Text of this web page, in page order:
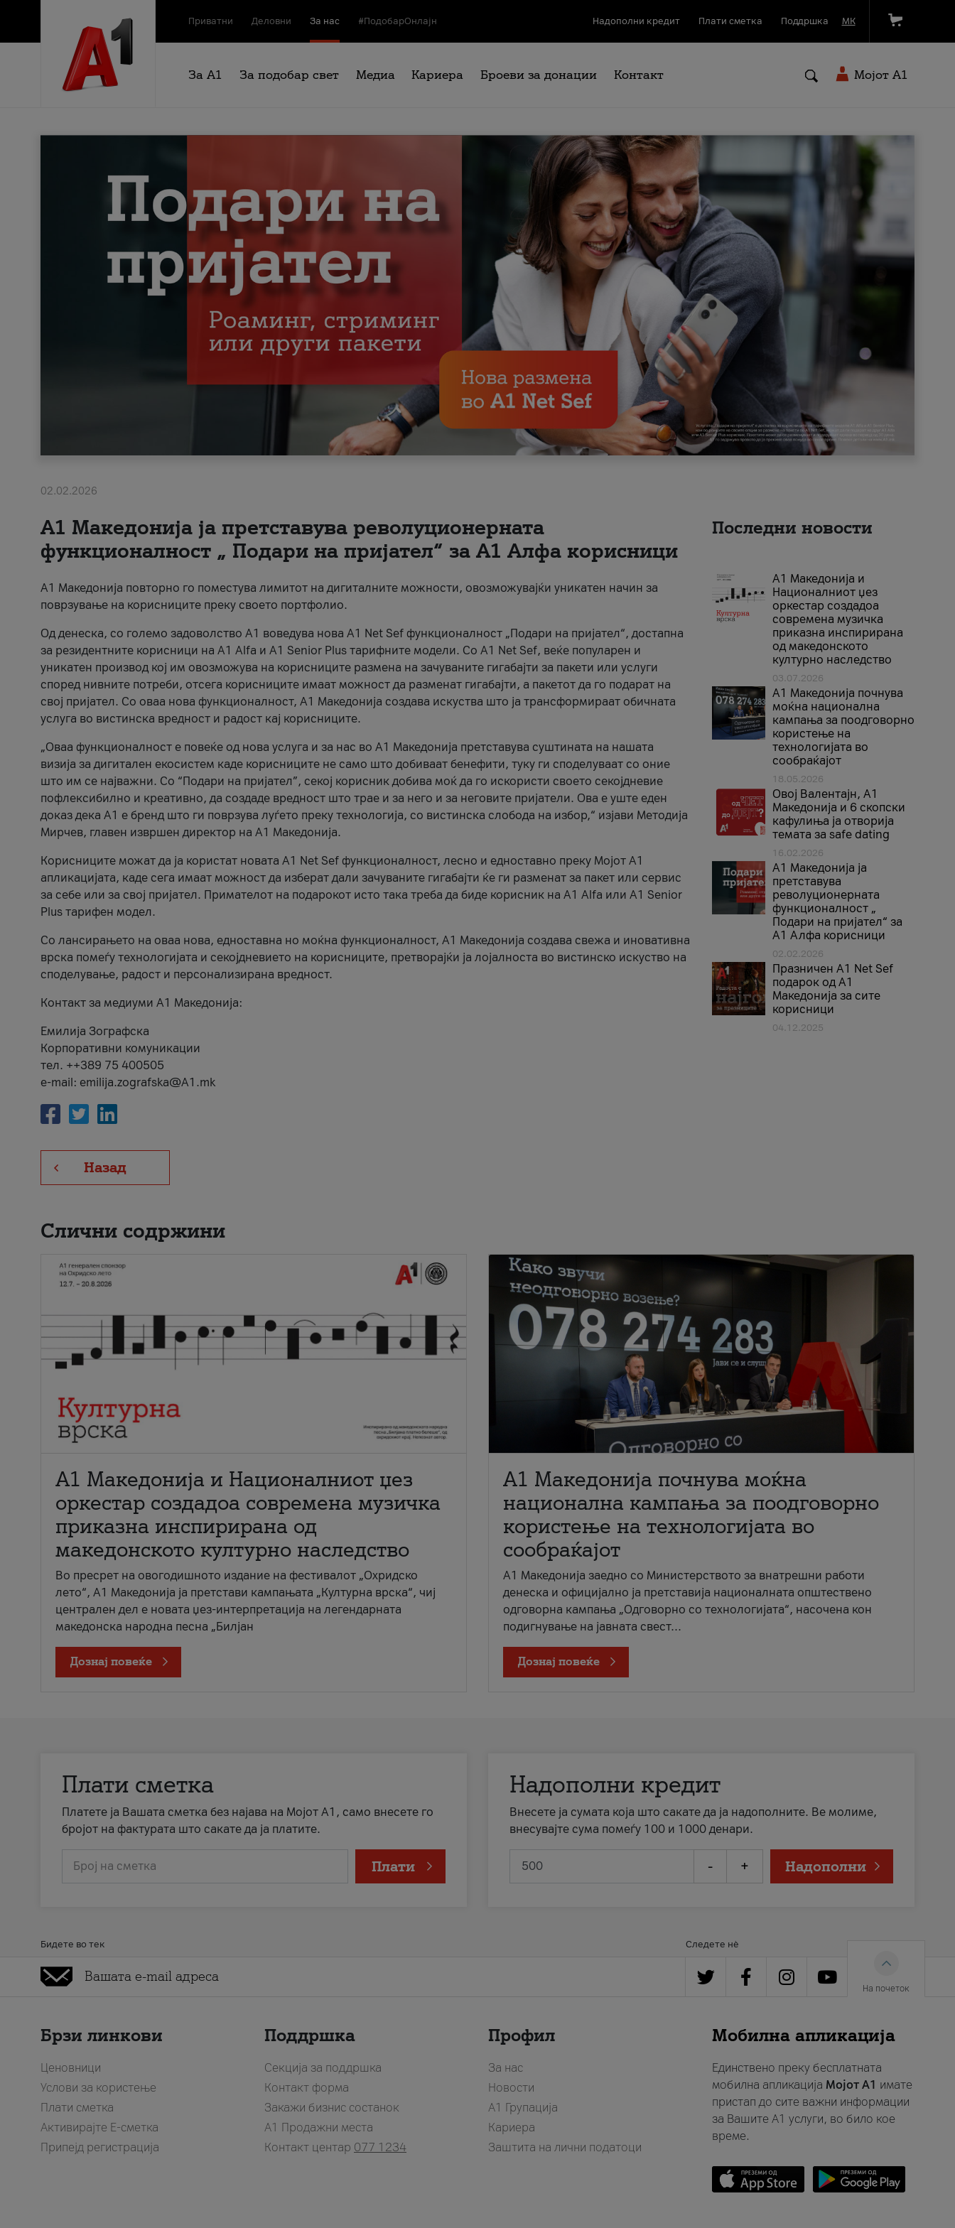
Приватни Деловни За нас #ПодобарОнлајн Надополни кредит Плати сметка Поддршка МК
За А1 За подобар свет Медиа Кариера Броеви за донации Контакт Мојот A1
02.02.2026
А1 Македонија ја претставува револуционерната
функционалност „ Подари на пријател“ за А1 Алфа корисници
А1 Македонија повторно го поместува лимитот на дигиталните можности, овозможувајќи уникатен начин за
поврзување на корисниците преку своето портфолио.
Од денеска, со големо задоволство А1 воведува нова A1 Net Sef функционалност „Подари на пријател“, достапна
за резидентните корисници на А1 Alfa и A1 Senior Plus тарифните модели. Со A1 Net Sef, веќе популарен и
уникатен производ кој им овозможува на корисниците размена на зачуваните гигабајти за пакети или услуги
според нивните потреби, отсега корисниците имаат можност да разменат гигабајти, а пакетот да го подарат на
свој пријател. Со оваа нова функционалност, А1 Македонија создава искуства што ја трансформираат обичната
услуга во вистинска вредност и радост кај корисниците.
„Оваа функционалност е повеќе од нова услуга и за нас во А1 Македонија претставува суштината на нашата
визија за дигитален екосистем каде корисниците не само што добиваат бенефити, туку ги споделуваат со оние
што им се најважни. Со “Подари на пријател”, секој корисник добива моќ да го искористи своето секојдневие
пофлексибилно и креативно, да создаде вредност што трае и за него и за неговите пријатели. Ова е уште еден
доказ дека А1 е бренд што ги поврзува луѓето преку технологија, со вистинска слобода на избор,“ изјави Методија
Мирчев, главен извршен директор на А1 Македонија.
Корисниците можат да ја користат новата А1 Net Sef функционалност, лесно и едноставно преку Мојот А1
апликацијата, каде сега имаат можност да изберат дали зачуваните гигабајти ќе ги разменат за пакет или сервис
за себе или за свој пријател. Примателот на подарокот исто така треба да биде корисник на А1 Alfa или A1 Senior
Plus тарифен модел.
Со лансирањето на оваа нова, едноставна но моќна функционалност, А1 Македонија создава свежа и иновативна
врска помеѓу технологијата и секојдневието на корисниците, претворајќи ја лојалноста во вистинско искуство на
споделување, радост и персонализирана вредност.
Контакт за медиуми А1 Македонија:
Емилија Зографска
Корпоративни комуникации
тел. ++389 75 400505
e-mail: emilija.zografska@A1.mk
Назад
Последни новости
А1 Македонија и
Националниот џез
оркестар создадоа
современа музичка
приказна инспирирана
од македонското
културно наследство
03.07.2026
A1 Македонија почнува
моќна национална
кампања за поодговорно
користење на
технологијата во
сообраќајот
18.05.2026
Овој Валентајн, A1
Македонија и 6 скопски
кафулиња ја отворија
темата за safe dating
16.02.2026
А1 Македонија ја
претставува
револуционерната
функционалност „
Подари на пријател“ за
А1 Алфа корисници
02.02.2026
Празничен A1 Net Sеf
подарок од А1
Македонија за сите
корисници
04.12.2025
Слични содржини
А1 Македонија и Националниот џез
оркестар создадоа современа музичка
приказна инспирирана од
македонското културно наследство
Во пресрет на овогодишното издание на фестивалот „Охридско
лето“, А1 Македонија ја претстави кампањата „Културна врска“, чиј
централен дел е новата џез-интерпретација на легендарната
македонска народна песна „Билјан
Дознај повеќе
A1 Македонија почнува моќна
национална кампања за поодговорно
користење на технологијата во
сообраќајот
A1 Македонија заедно со Министерството за внатрешни работи
денеска и официјално ја претставија националната општествено
одговорна кампања „Одговорно со технологијата“, насочена кон
подигнување на јавната свест...
Дознај повеќе
Плати сметка
Платете ја Вашата сметка без најава на Мојот А1, само внесете го
бројот на фактурата што сакате да ја платите.
Број на сметка Плати
Надополни кредит
Внесете ја сумата која што сакате да ја надополните. Ве молиме,
внесувајте сума помеѓу 100 и 1000 денари.
- + Надополни
Бидете во тек Следете нè
На почеток
Брзи линкови
Ценовници
Услови за користење
Плати сметка
Активирајте Е-сметка
Припејд регистрација
Поддршка
Секција за поддршка
Контакт форма
Закажи бизнис состанок
A1 Продажни места
Контакт центар 077 1234
Профил
За нас
Новости
А1 Групација
Кариера
Заштита на лични податоци
Мобилна апликација
Единствено преку бесплатната
мобилна апликација Мојот A1 имате
пристап до сите важни информации
за Вашите A1 услуги, во било кое
време.